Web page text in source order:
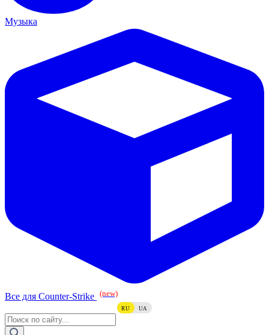
Музыка
Все для Counter-Strike (new)
RU UA